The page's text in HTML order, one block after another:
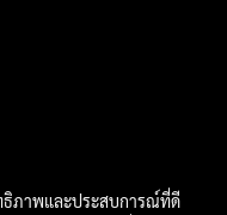
ธิภาพและประสบการณ์ที่ดี